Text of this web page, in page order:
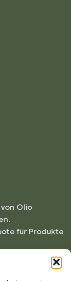
Olio
für Produkte